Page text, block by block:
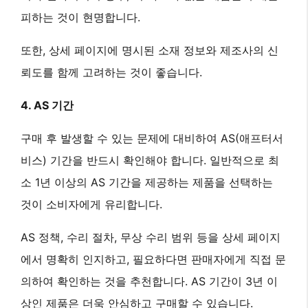
피하는 것이 현명합니다.
또한, 상세 페이지에 명시된 소재 정보와 제조사의 신
뢰도를 함께 고려하는 것이 좋습니다.
4. AS 기간
구매 후 발생할 수 있는 문제에 대비하여 AS(애프터서
비스) 기간을 반드시 확인해야 합니다. 일반적으로 최
소 1년 이상의 AS 기간을 제공하는 제품을 선택하는
것이 소비자에게 유리합니다.
AS 정책, 수리 절차, 무상 수리 범위 등을 상세 페이지
에서 명확히 인지하고, 필요하다면 판매자에게 직접 문
의하여 확인하는 것을 추천합니다. AS 기간이 3년 이
상인 제품은 더욱 안심하고 구매할 수 있습니다.